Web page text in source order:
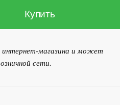
Купить
интернет-магазина и может
сети.